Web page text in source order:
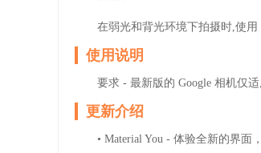
在弱光和背光环境下拍摄时,使用
使用说明
要求 - 最新版的 Google 相机仅
更新介绍
• Material You - 体验全新的界面